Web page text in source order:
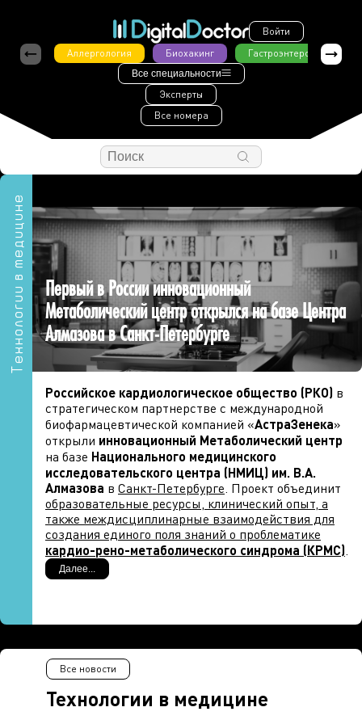
Войти
Аллергология
Биохакинг Гастроэнтерология
Все специальности
Эксперты
Все номера
Технологии в медицине
Первый в России инновационный
Метаболический центр открылся на базе Центра
Алмазова в Санкт-Петербурге
Российское кардиологическое общество (РКО) в
стратегическом партнерстве с международной
биофармацевтической компанией «АстраЗенека»
открыли инновационный Метаболический центр
на базе Национального медицинского
исследовательского центра (НМИЦ) им. В.А.
Алмазова в Санкт-Петербурге. Проект объединит
образовательные ресурсы, клинический опыт, а
также междисциплинарные взаимодействия для
создания единого поля знаний о проблематике
кардио-рено-метаболического синдрома (КРМС).
Далее...
инсулинорезистентности, артериальной
гипертензии, атеросклеротических сердечно-
сосудистых заболеваний и др. КМРС в России
затрагивает существенную долю взрослого
населения, особенно в старших возрастных
Технологии в медицине
Все новости